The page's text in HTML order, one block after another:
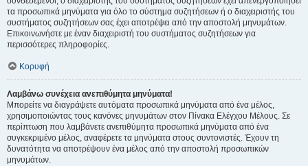
τα προσωπικά μηνύματα για όλο το σύστημα συζητήσεων ή ο διαχειριστής του
συστήματος συζητήσεων σας έχει αποτρέψει από την αποστολή μηνυμάτων.
Επικοινωνήστε με έναν διαχειριστή του συστήματος συζητήσεων για
περισσότερες πληροφορίες.
Κορυφή
Λαμβάνω συνέχεια ανεπιθύμητα μηνύματα!
Μπορείτε να διαγράψετε αυτόματα προσωπικά μηνύματα από ένα μέλος,
χρησιμοποιώντας τους κανόνες μηνυμάτων στον Πίνακα Ελέγχου Μέλους. Σε
περίπτωση που λαμβάνετε ανεπιθύμητα προσωπικά μηνύματα από ένα
συγκεκριμένο μέλος, αναφέρετε τα μηνύματα στους συντονιστές. Έχουν τη
δυνατότητα να αποτρέψουν ένα μέλος από την αποστολή προσωπικών
μηνυμάτων.